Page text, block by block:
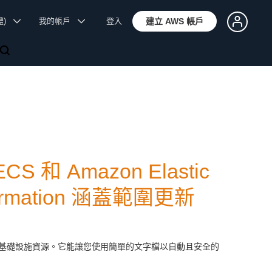
) 我的帳戶 登入 建立 AWS 帳戶
和 Amazon Elastic
涵蓋範圍更新
設施資源。它能讓您使用簡單的文字檔以自動且安全的